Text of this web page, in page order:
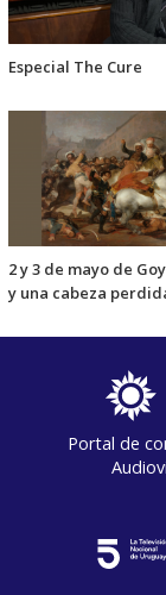
Especial The Cure
2 y 3 de mayo de
y una cabeza
Portal de